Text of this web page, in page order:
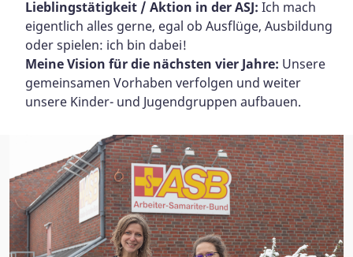
Lieblingstätigkeit / Aktion in der ASJ: Ich mach
eigentlich alles gerne, egal ob Ausflüge, Ausbildung
oder spielen: ich bin dabei!
Meine Vision für die nächsten vier Jahre: Unsere
gemeinsamen Vorhaben verfolgen und weiter
unsere Kinder- und Jugendgruppen aufbauen.